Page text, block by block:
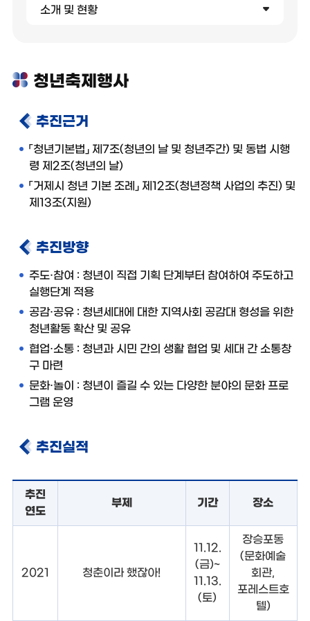
소개 및 현황
청년축제행사
추진근거
「청년기본법」 제7조(청년의 날 및 청년주간) 및 동법 시행
령 제2조(청년의 날)
「거제시 청년 기본 조례」 제12조(청년정책 사업의 추진) 및
제13조(지원)
추진방향
주도·참여 : 청년이 직접 기획 단계부터 참여하여 주도하고
실행단계 적용
공감·공유 : 청년세대에 대한 지역사회 공감대 형성을 위한
청년활동 확산 및 공유
협업·소통 : 청년과 시민 간의 생활 협업 및 세대 간 소통창
구 마련
문화·놀이 : 청년이 즐길 수 있는 다양한 분야의 문화 프로
그램 운영
추진실적
추진
연도
부제 기간 장소
2021 청춘이라 했잖아!
11.12.
(금)~
11.13.
(토)
장승포동
(문화예술
회관,
포레스트호
텔)